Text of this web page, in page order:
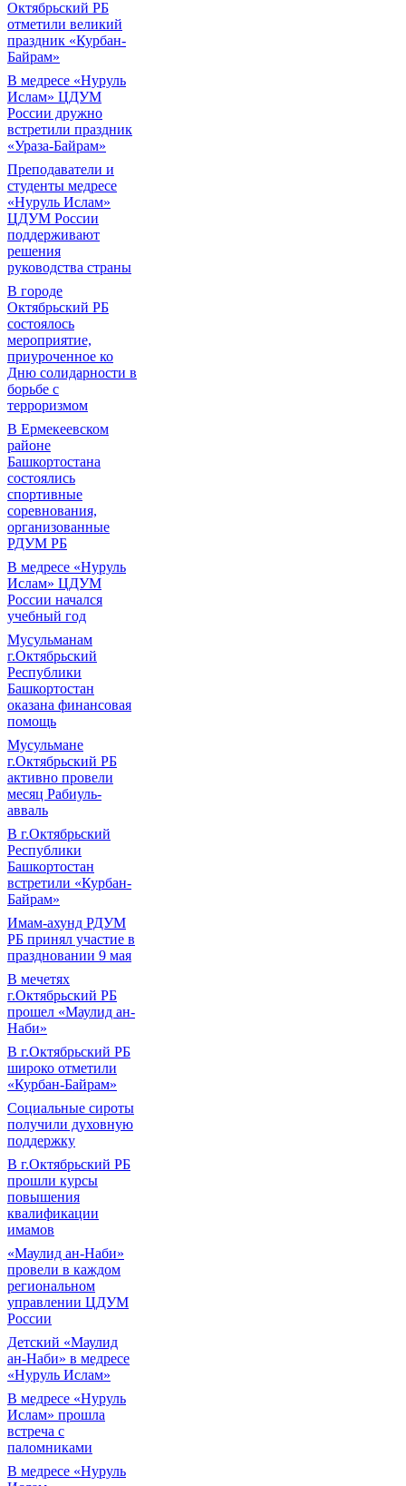
Октябрьский РБ
отметили великий
праздник «Курбан-
Байрам»
В медресе «Нуруль
Ислам» ЦДУМ
России дружно
встретили праздник
«Ураза-Байрам»
Преподаватели и
студенты медресе
«Нуруль Ислам»
ЦДУМ России
поддерживают
решения
руководства страны
В городе
Октябрьский РБ
состоялось
мероприятие,
приуроченное ко
Дню солидарности в
борьбе с
терроризмом
В Ермекеевском
районе
Башкортостана
состоялись
спортивные
соревнования,
организованные
РДУМ РБ
В медресе «Нуруль
Ислам» ЦДУМ
России начался
учебный год
Мусульманам
г.Октябрьский
Республики
Башкортостан
оказана финансовая
помощь
Мусульмане
г.Октябрьский РБ
активно провели
месяц Рабиуль-
авваль
В г.Октябрьский
Республики
Башкортостан
встретили «Курбан-
Байрам»
Имам-ахунд РДУМ
РБ принял участие в
праздновании 9 мая
В мечетях
г.Октябрьский РБ
прошел «Маулид ан-
Наби»
В г.Октябрьский РБ
широко отметили
«Курбан-Байрам»
Социальные сироты
получили духовную
поддержку
В г.Октябрьский РБ
прошли курсы
повышения
квалификации
имамов
«Маулид ан-Наби»
провели в каждом
региональном
управлении ЦДУМ
России
Детский «Маулид
ан-Наби» в медресе
«Нуруль Ислам»
В медресе «Нуруль
Ислам» прошла
встреча с
паломниками
В медресе «Нуруль